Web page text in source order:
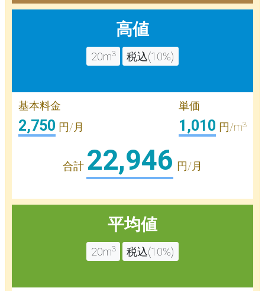
高値
20m3 税込(10%)
基本料金
2,750 円/月
単価
1,010 円/m3
合計 22,946 円/月
平均値
20m3 税込(10%)